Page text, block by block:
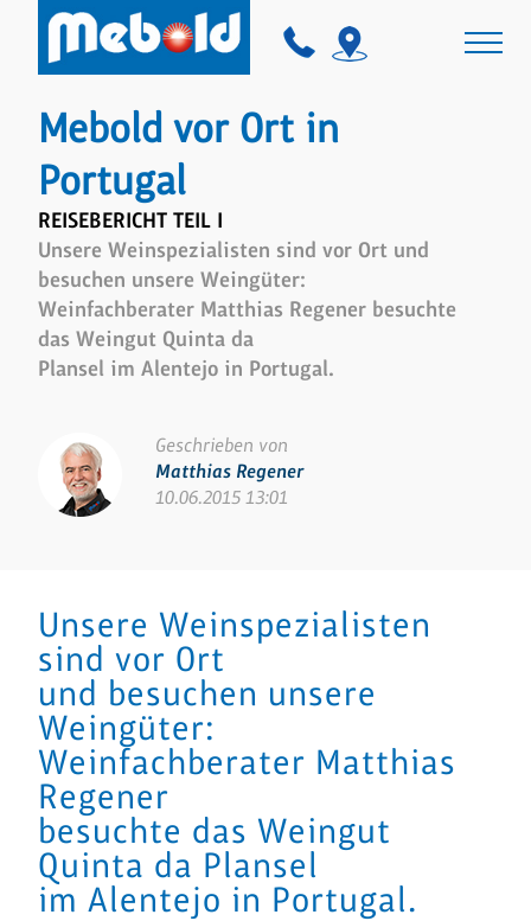
Mebold vor Ort in
Portugal
REISEBERICHT TEIL I
Unsere Weinspezialisten sind vor Ort und
besuchen unsere Weingüter:
Weinfachberater Matthias Regener besuchte
das Weingut Quinta da
Plansel im Alentejo in Portugal.
Geschrieben von
Matthias Regener
10.06.2015 13:01
Unsere Weinspezialisten
sind vor Ort
und besuchen unsere
Weingüter:
Weinfachberater Matthias
Regener
besuchte das Weingut
Quinta da Plansel
im Alentejo in Portugal.